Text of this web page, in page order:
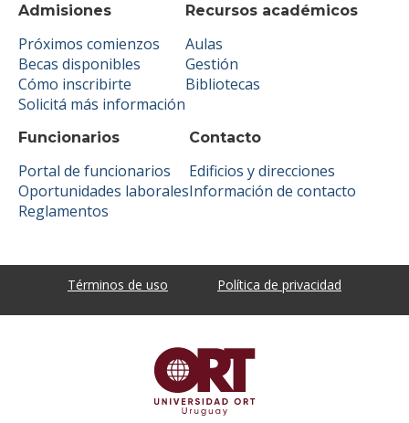
Admisiones
Próximos comienzos
Becas disponibles
Cómo inscribirte
Solicitá más información
Recursos académicos
Aulas
Gestión
Bibliotecas
Funcionarios
Portal de funcionarios
Oportunidades laborales
Reglamentos
Contacto
Edificios y direcciones
Información de contacto
Términos de uso Política de privacidad